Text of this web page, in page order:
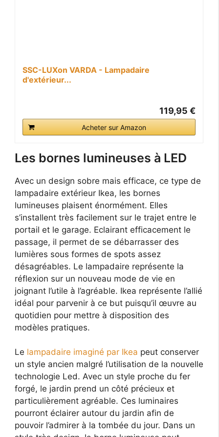
SSC-LUXon VARDA - Lampadaire
d'extérieur...
119,95 €
Acheter sur Amazon
Les bornes lumineuses à LED
Avec un design sobre mais efficace, ce type de
lampadaire extérieur Ikea, les bornes
lumineuses plaisent énormément. Elles
s’installent très facilement sur le trajet entre le
portail et le garage. Eclairant efficacement le
passage, il permet de se débarrasser des
lumières sous formes de spots assez
désagréables. Le lampadaire représente la
réflexion sur un nouveau mode de vie en
joignant l’utile à l’agréable. Ikea représente l’allié
idéal pour parvenir à ce but puisqu’il œuvre au
quotidien pour mettre à disposition des
modèles pratiques.
Le lampadaire imaginé par Ikea peut conserver
un style ancien malgré l’utilisation de la nouvelle
technologie Led. Avec un style proche du fer
forgé, le jardin prend un côté précieux et
particulièrement agréable. Ces luminaires
pourront éclairer autour du jardin afin de
pouvoir l’admirer à la tombée du jour. Dans un